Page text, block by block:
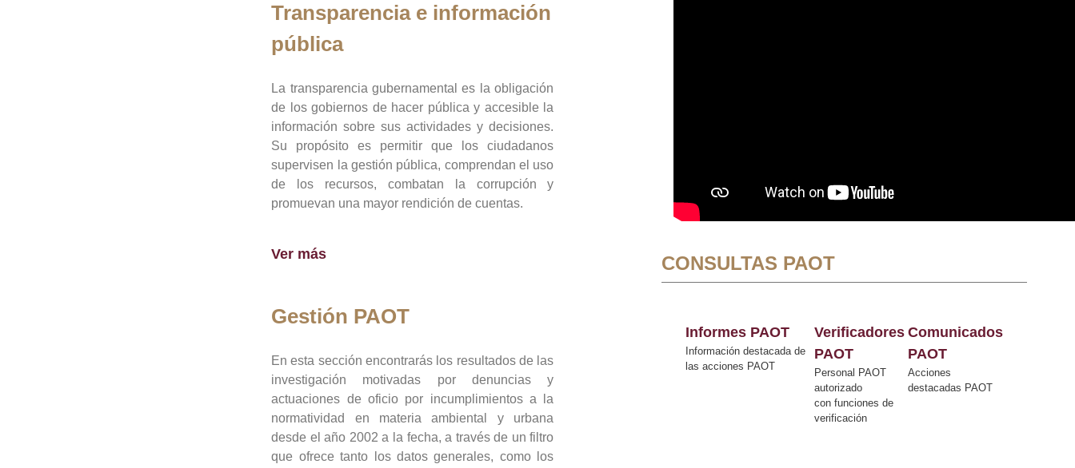
Transparencia e información
pública
La transparencia gubernamental es la obligación
de los gobiernos de hacer pública y accesible la
información sobre sus actividades y decisiones.
Su propósito es permitir que los ciudadanos
supervisen la gestión pública, comprendan el uso
de los recursos, combatan la corrupción y
promuevan una mayor rendición de cuentas.
Ver más
Gestión PAOT
En esta sección encontrarás los resultados de las
investigación motivadas por denuncias y
actuaciones de oficio por incumplimientos a la
normatividad en materia ambiental y urbana
desde el año 2002 a la fecha, a través de un filtro
que ofrece tanto los datos generales, como los
CONSULTAS PAOT
Informes PAOT
Información destacada de
las acciones PAOT
Verificadores
PAOT
Personal PAOT
autorizado
con funciones de
verificación
Comunicados
PAOT
Acciones
destacadas PAOT